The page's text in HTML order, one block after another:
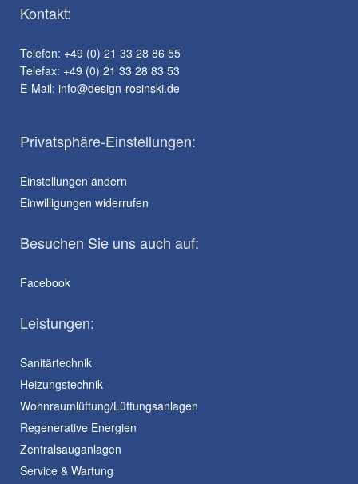
Kontakt:
Telefon: +49 (0) 21 33 28 86 55
Telefax: +49 (0) 21 33 28 83 53
E-Mail: info@design-rosinski.de
Privatsphäre-Einstellungen:
Einstellungen ändern
Einwilligungen widerrufen
Besuchen Sie uns auch auf:
Facebook
Leistungen:
Sanitärtechnik
Heizungstechnik
Wohnraumlüftung/Lüftungsanlagen
Regenerative Energien
Zentralsauganlagen
Service & Wartung